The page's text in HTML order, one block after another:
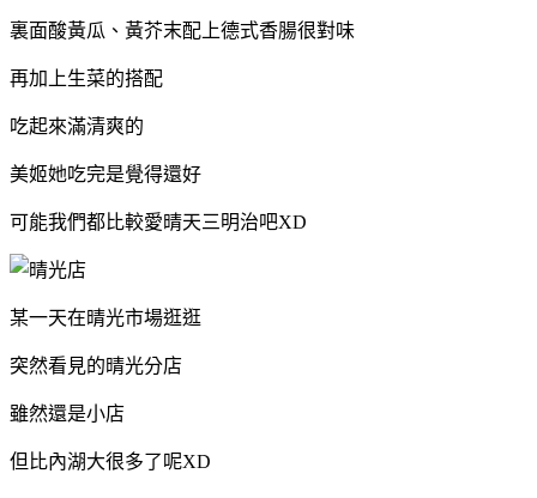
裏面酸黃瓜、黃芥末配上德式香腸很對味
再加上生菜的搭配
吃起來滿清爽的
美姬她吃完是覺得還好
可能我們都比較愛晴天三明治吧XD
某一天在晴光市場逛逛
突然看見的晴光分店
雖然還是小店
但比內湖大很多了呢XD